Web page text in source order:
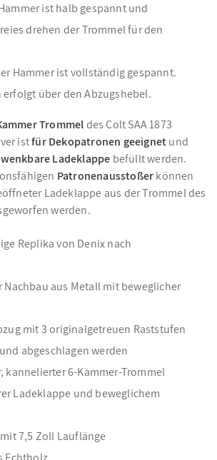
ist halb gespannt und
drehen der Trommel für den
Hammer ist vollständig gespannt.
erfolgt über den Abzugshebel.
Trommeldes Colt SAA 1873
istfür Dekopatronen geeignetund
Ladeklappe befüllt werden.
Patronenausstoßerkönnen
Ladeklappe aus der Trommel des
werden.
Replika von Denix nach
aus Metall mit beweglicher
mit 3 originalgetreuen Raststufen
abgeschlagen werden
kannelierter 6-Kammer-Trommel
Ladeklappe und beweglichem
7,5 Zoll Lauflänge